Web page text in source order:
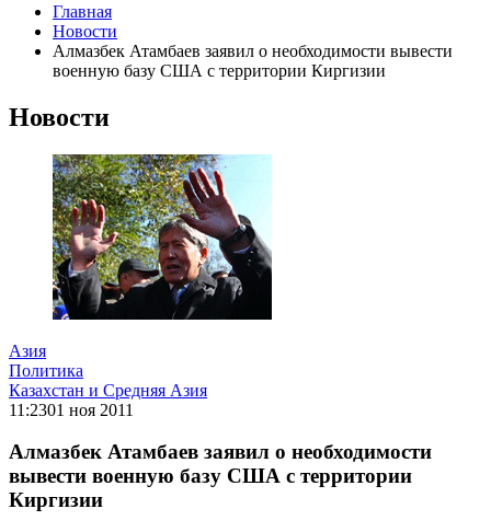
Главная
Новости
Алмазбек Атамбаев заявил о необходимости вывести
военную базу США с территории Киргизии
Новости
Азия
Политика
Казахстан и Средняя Азия
11:2301 ноя 2011
Алмазбек Атамбаев заявил о необходимости
вывести военную базу США с территории
Киргизии